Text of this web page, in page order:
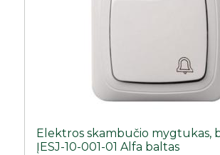
Elektros skambučio mygtukas,
ĮESJ-10-001-01 Alfa baltas